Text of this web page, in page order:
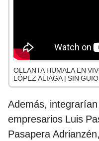
OLLANTA HUMALA EN
LÓPEZ ALIAGA | SIN
Además,
empresarios Luis
Pasapera